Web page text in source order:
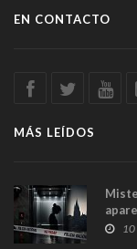
EN CONTACTO
MÁS LEÍDOS
y las